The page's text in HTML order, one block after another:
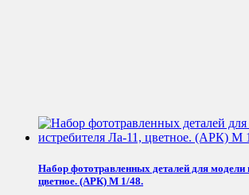
Набор фототравленных деталей для модели
цветное. (АРК) М 1/48.